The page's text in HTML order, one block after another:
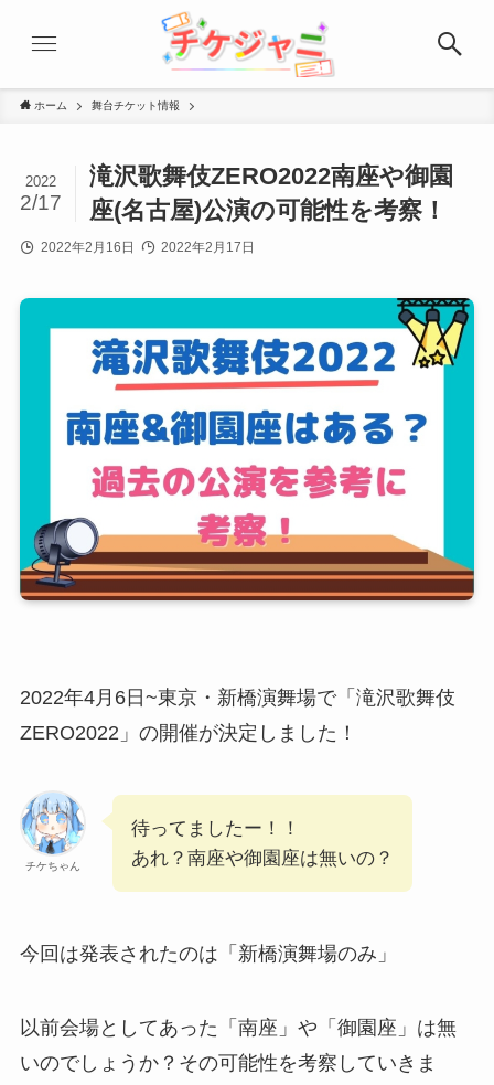
ホーム 舞台チケット情報
滝沢歌舞伎ZERO2022南座や御園
座(名古屋)公演の可能性を考察！
2022
2/17
2022年2月16日 2022年2月17日
2022年4月6日~東京・新橋演舞場で「滝沢歌舞伎
ZERO2022」の開催が決定しました！
チケちゃん
待ってましたー！！
あれ？南座や御園座は無いの？
今回は発表されたのは「新橋演舞場のみ」
以前会場としてあった「南座」や「御園座」は無
いのでしょうか？その可能性を考察していきま